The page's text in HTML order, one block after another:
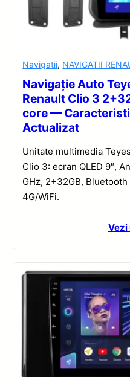
Navigatii, NAVIGATII
Navigație Auto
Renault Clio 3
core —
Actualizat
Unitate multimedia
Clio 3: ecran QLED 9″,
GHz, 2+32GB,
4G/WiFi.
Vezi